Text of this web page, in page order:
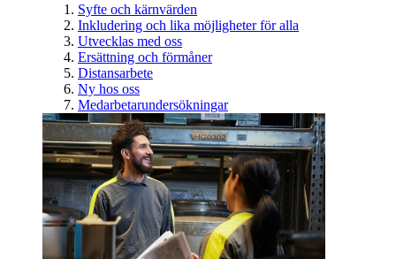
Syfte och kärnvärden
Inkludering och lika möjligheter för alla
Utvecklas med oss
Ersättning och förmåner
Distansarbete
Ny hos oss
Medarbetarundersökningar